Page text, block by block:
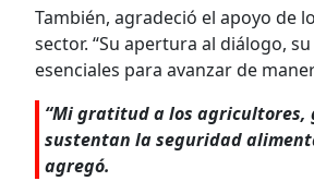
También, agradeció el apoyo de
sector. “Su apertura al diálogo,
esenciales para avanzar de
“Mi gratitud a los agricultores,
sustentan la seguridad
agregó.